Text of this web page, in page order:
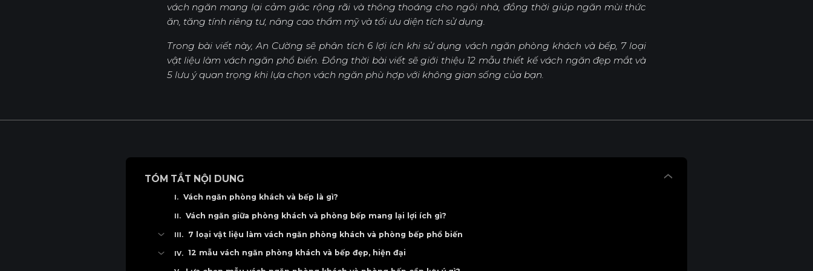
vách ngăn mang lại cảm giác rộng rãi và thông thoáng cho ngôi nhà, đồng thời giúp ngăn mùi thức
ăn, tăng tính riêng tư, nâng cao thẩm mỹ và tối ưu diện tích sử dụng.
Trong bài viết này, An Cường sẽ phân tích 6 lợi ích khi sử dụng vách ngăn phòng khách và bếp, 7 loại
vật liệu làm vách ngăn phổ biến. Đồng thời bài viết sẽ giới thiệu 12 mẫu thiết kế vách ngăn đẹp mắt và
5 lưu ý quan trọng khi lựa chọn vách ngăn phù hợp với không gian sống của bạn.
TÓM TẮT NỘI DUNG
Vách ngăn phòng khách và bếp là gì?
Vách ngăn giữa phòng khách và phòng bếp mang lại lợi ích gì?
7 loại vật liệu làm vách ngăn phòng khách và phòng bếp phổ biến
Vách ngăn phòng khách và bếp bằng gỗ công nghiệp
Vách ngăn phòng khách và bếp bằng gỗ tự nhiên
12 mẫu vách ngăn phòng khách và bếp đẹp, hiện đại
Mẫu vách ngăn gỗ công nghiệp kết hợp kệ trang trí